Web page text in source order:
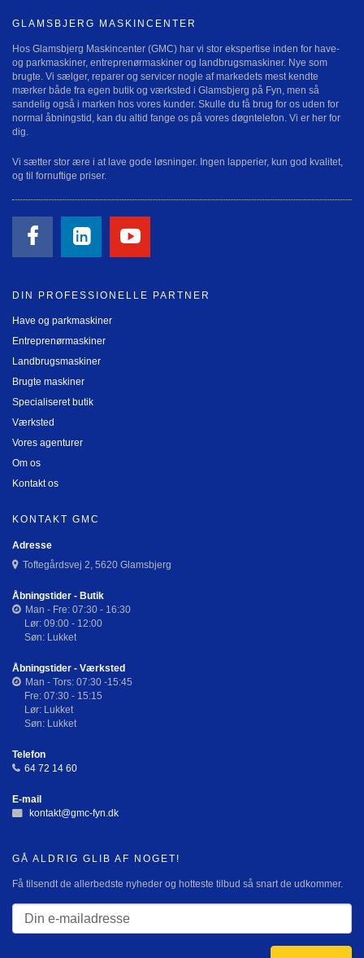
GLAMSBJERG MASKINCENTER
Hos Glamsbjerg Maskincenter (GMC) har vi stor ekspertise inden for have-
og parkmaskiner, entreprenørmaskiner og landbrugsmaskiner. Nye som
brugte. Vi sælger, reparer og servicer nogle af markedets mest kendte
mærker både fra egen butik og værksted i Glamsbjerg på Fyn, men så
sandelig også i marken hos vores kunder. Skulle du få brug for os uden for
normal åbningstid, kan du altid fange os på vores døgntelefon. Vi er her for
dig.
Vi sætter stor ære i at lave gode løsninger. Ingen lapperier, kun god kvalitet,
og til fornuftige priser.
DIN PROFESSIONELLE PARTNER
Have og parkmaskiner
Entreprenørmaskiner
Landbrugsmaskiner
Brugte maskiner
Specialiseret butik
Værksted
Vores agenturer
Om os
Kontakt os
KONTAKT GMC
Adresse
Toftegårdsvej 2, 5620 Glamsbjerg
Åbningstider - Butik
Man - Fre: 07:30 - 16:30
Lør: 09:00 - 12:00
Søn: Lukket
Åbningstider - Værksted
Man - Tors: 07:30 -15:45
Fre: 07:30 - 15:15
Lør: Lukket
Søn: Lukket
Telefon
64 72 14 60
E-mail
kontakt@gmc-fyn.dk
GÅ ALDRIG GLIB AF NOGET!
Få tilsendt de allerbedste nyheder og hotteste tilbud så snart de udkommer.